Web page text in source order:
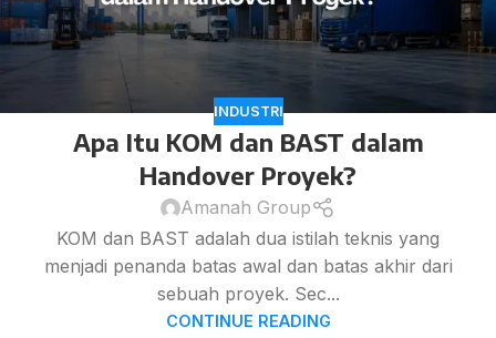
INDUSTRI
Apa Itu KOM dan BAST dalam
Handover Proyek?
Amanah Group
KOM dan BAST adalah dua istilah teknis yang
menjadi penanda batas awal dan batas akhir dari
sebuah proyek. Sec...
CONTINUE READING